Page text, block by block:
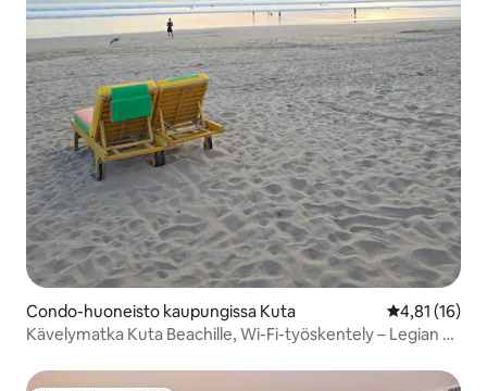
Condo-huoneisto kaupungissa Kuta
4,81 (16)
Kävelymatka Kuta Beachille, Wi-Fi-työskentely – Legian –